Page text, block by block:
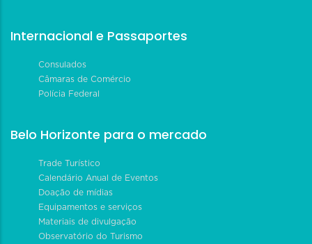
Internacional e Passaportes
Consulados
Câmaras de Comércio
Polícia Federal
Belo Horizonte para o mercado
Trade Turístico
Calendário Anual de Eventos
Doação de mídias
Equipamentos e serviços
Materiais de divulgação
Observatório do Turismo